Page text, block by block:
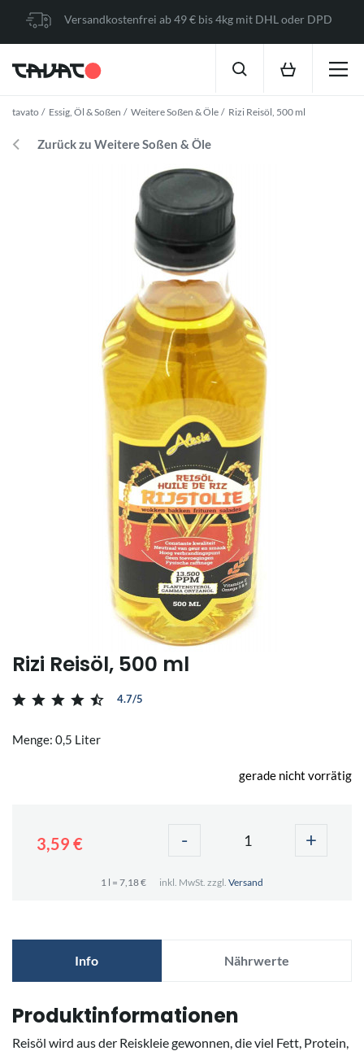
Versandkostenfrei ab 49 € bis 4kg mit DHL oder DPD
tavato Essig, Öl & Soßen Weitere Soßen & Öle Rizi Reisöl, 500 ml
Zurück zu Weitere Soßen & Öle
Rizi Reisöl, 500 ml
4.7/5
Menge: 0,5 Liter
gerade nicht vorrätig
3,59 € - +
1 l = 7,18 € inkl. MwSt. zzgl. Versand
Info Nährwerte
Produktinformationen
Reisöl wird aus der Reiskleie gewonnen, die viel Fett, Protein,